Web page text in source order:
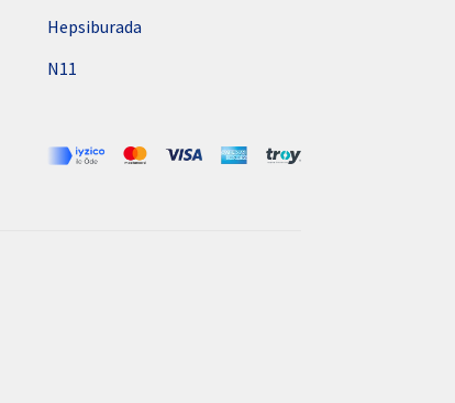
Hepsiburada
N11